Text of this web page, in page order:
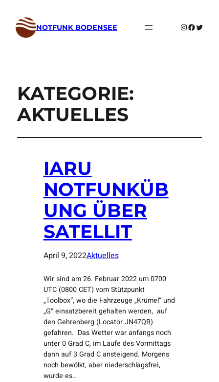
NOTFUNK BODENSEE InstagramTwitter
KATEGORIE:
AKTUELLES
IARU
NOTFUNKÜB
UNG ÜBER
SATELLIT
April 9, 2022Aktuelles
Wir sind am 26. Februar 2022 um 0700
UTC (0800 CET) vom Stützpunkt
„Toolbox“, wo die Fahrzeuge „Krümel“ und
„G“ einsatzbereit gehalten werden, auf
den Gehrenberg (Locator JN47QR)
gefahren. Das Wetter war anfangs noch
unter 0 Grad C, im Laufe des Vormittags
dann auf 3 Grad C ansteigend. Morgens
noch bewölkt, aber niederschlagsfrei,
wurde es…